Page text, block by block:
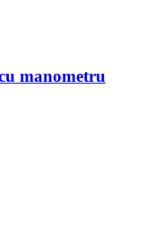
manometru